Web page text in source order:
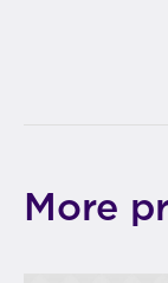
More